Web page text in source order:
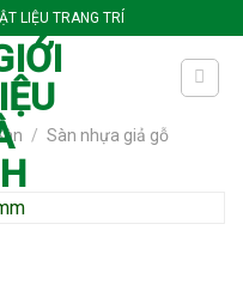
LIỆU TRANG TRÍ
/ Sàn nhựa giả gỗ